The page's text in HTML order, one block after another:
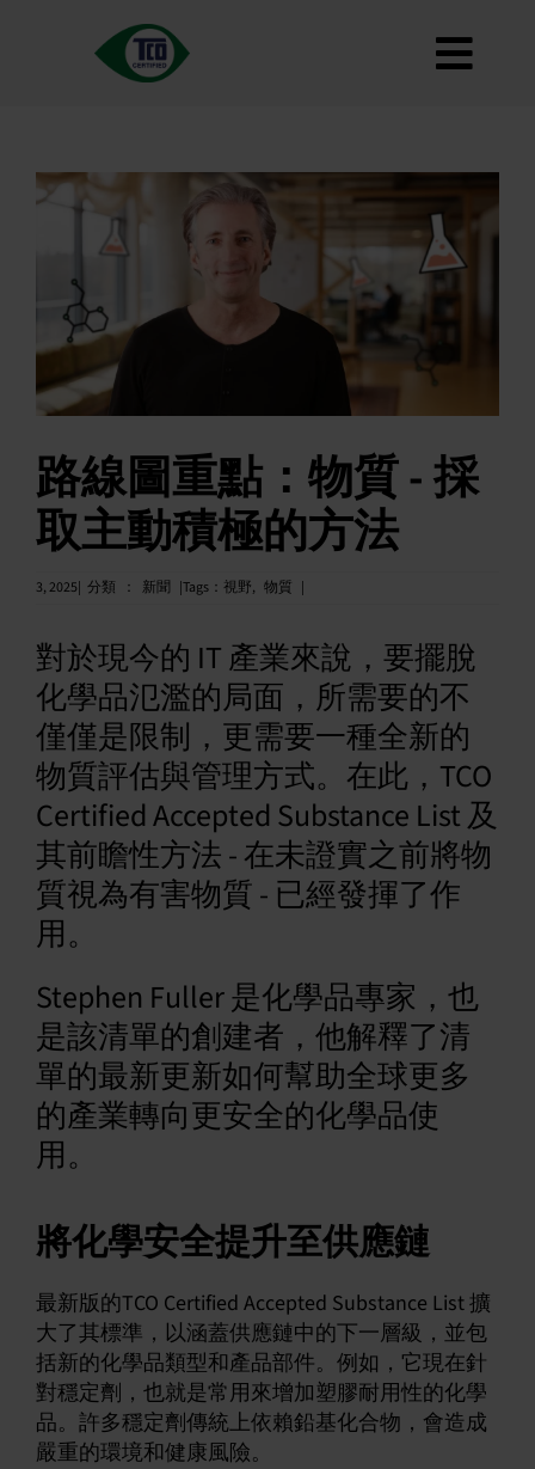
切
導
覽
如何使用
道路地圖
Product Finder
聯繫我們
我的帳戶
搜索
中文 (繁體)
路線圖重點：物質 - 採
取主動積極的方法
3, 2025| 分類 ： 新聞 |Tags ： 視野, 物質 |
對於現今的 IT 產業來說，要擺脫
化學品氾濫的局面，所需要的不
僅僅是限制，更需要一種全新的
物質評估與管理方式。在此，TCO
Certified Accepted Substance List 及
其前瞻性方法 - 在未證實之前將物
質視為有害物質 - 已經發揮了作
用。
Stephen Fuller 是化學品專家，也
是該清單的創建者，他解釋了清
單的最新更新如何幫助全球更多
的產業轉向更安全的化學品使
用。
將化學安全提升至供應鏈
最新版的TCO Certified Accepted Substance List 擴
大了其標準，以涵蓋供應鏈中的下一層級，並包
括新的化學品類型和產品部件。例如，它現在針
對穩定劑，也就是常用來增加塑膠耐用性的化學
品。許多穩定劑傳統上依賴鉛基化合物，會造成
嚴重的環境和健康風險。